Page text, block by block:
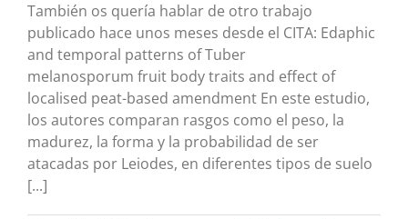
También os quería hablar de otro trabajo
publicado hace unos meses desde el CITA: Edaphic
and temporal patterns of Tuber
melanosporum fruit body traits and effect of
localised peat-based amendment En este estudio,
los autores comparan rasgos como el peso, la
madurez, la forma y la probabilidad de ser
atacadas por Leiodes, en diferentes tipos de suelo
[...]